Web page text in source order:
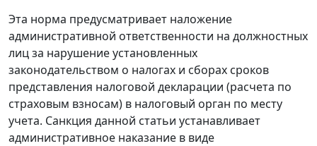
Эта норма предусматривает наложение
административной ответственности на должностных
лиц за нарушение установленных
законодательством о налогах и сборах сроков
представления налоговой декларации (расчета по
страховым взносам) в налоговый орган по месту
учета. Санкция данной статьи устанавливает
административное наказание в виде